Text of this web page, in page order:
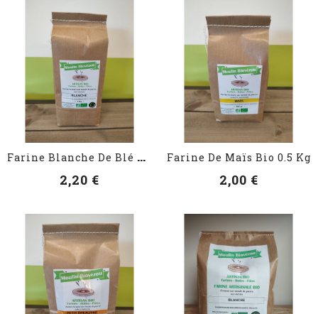
VOIR LES DÉTAILS
F
Arine Blanche De Blé Bio 1 Kg
2,20 €
VOIR LES DÉTAILS
Farine De Maïs Bio 0.5 Kg
2,00 €
VOIR LES DÉTAILS VOIR LES DÉTAILS